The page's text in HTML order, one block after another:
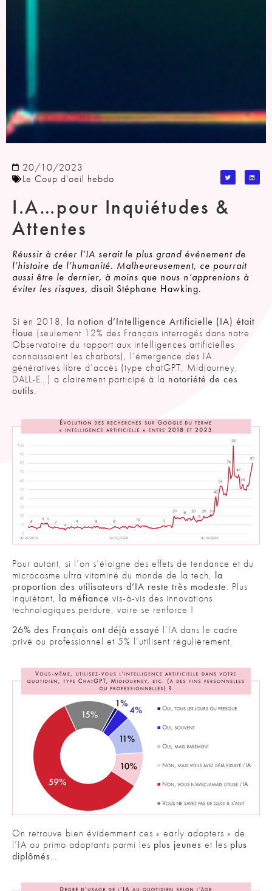
20/10/2023
Le Coup d'oeil hebdo
I.A…pour Inquiétudes &
Attentes
Réussir à créer l’IA serait le plus grand événement de
l’histoire de l’humanité. Malheureusement, ce pourrait
aussi être le dernier, à moins que nous n’apprenions à
éviter les risques, disait Stéphane Hawking.
Si en 2018, la notion d’Intelligence Artificielle (IA) était
floue (seulement 12% des Français interrogés dans notre
Observatoire du rapport aux intelligences artificielles
connaissaient les chatbots), l’émergence des IA
génératives libre d’accès (type chatGPT, Midjourney,
DALL-E…) a clairement participé à la notoriété de ces
outils.
Pour autant, si l’on s’éloigne des effets de tendance et du
microcosme ultra vitaminé du monde de la tech, la
proportion des utilisateurs d’IA reste très modeste. Plus
inquiétant, la méfiance vis-à-vis des innovations
technologiques perdure, voire se renforce !
26% des Français ont déjà essayé l’IA dans le cadre
privé ou professionnel et 5% l’utilisent régulièrement.
On retrouve bien évidemment ces « early adopters » de
l’IA ou primo adoptants parmi les plus jeunes et les plus
diplômés…